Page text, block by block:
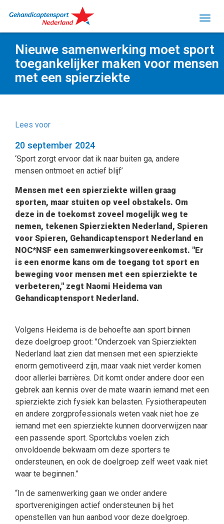
Nieuwe samenwerking moet sport
toegankelijker maken voor mensen
met een spierziekte
Lees voor
20 september 2024
‘Sport zorgt ervoor dat ik naar buiten ga, andere
mensen ontmoet en actief blijf’
Mensen met een spierziekte willen graag
sporten, maar stuiten op veel obstakels. Om
deze in de toekomst zoveel mogelijk weg te
nemen, tekenen Spierziekten Nederland, Spieren
voor Spieren, Gehandicaptensport Nederland en
NOC*NSF een samenwerkingsovereenkomst. "Er
is een enorme kans om de toegang tot sport en
beweging voor mensen met een spierziekte te
verbeteren," zegt Naomi Heidema van
Gehandicaptensport Nederland.
Volgens Heidema is de behoefte aan sport binnen
deze doelgroep groot: "Onderzoek van Spierziekten
Nederland laat zien dat mensen met een spierziekte
enorm gemotiveerd zijn, maar vaak niet verder komen
door allerlei barrières. Dit komt onder andere door een
gebrek aan kennis over de mate waarin iemand met een
spierziekte zich fysiek kan belasten. Fysiotherapeuten
en andere zorgprofessionals weten vaak niet hoe ze
iemand met een spierziekte kunnen doorverwijzen naar
een passende sport. Sportclubs voelen zich
onvoldoende bekwaam om deze sporters te
ondersteunen, en ook de doelgroep zelf weet vaak niet
waar te beginnen.”
“In de samenwerking gaan we onder andere
sportverenigingen actief ondersteunen bij het
openstellen van hun aanbod voor deze doelgroep.